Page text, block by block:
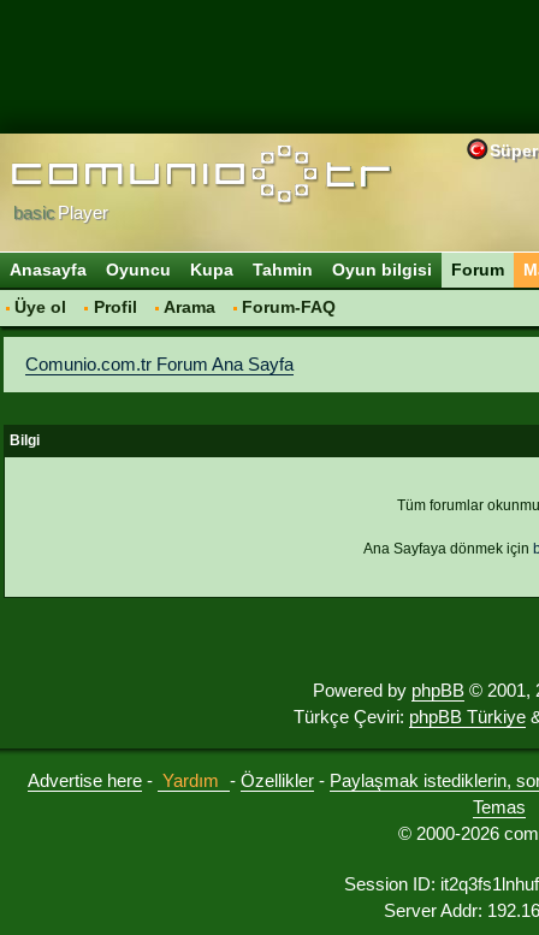
basicPlayer
Anasayfa Oyuncu Kupa Tahmin Oyun bilgisi
Forum
Üye ol
Profil Arama Forum-FAQ
Comunio.com.tr Forum Ana Sayfa
Bilgi
Tüm forumlar
Ana Sayfaya dönmek için
Powered by phpBB © 2001,
Türkçe Çeviri: phpBB Türkiye
Advertise here - Yardım - Özellikler - Paylaşmak istediklerin,
Temas
© 2000-2026
Session ID:
Server Addr: